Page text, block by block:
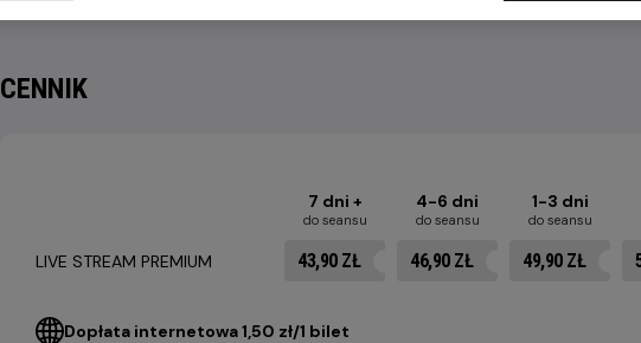
CENNIK
7 dni +
do seansu
4-6 dni
do seansu
1-3 dni
do seansu
LIVE STREAM PREMIUM 43,90 ZŁ 46,90 ZŁ 49,90 ZŁ
Dopłata internetowa 1,50 zł/1 bilet